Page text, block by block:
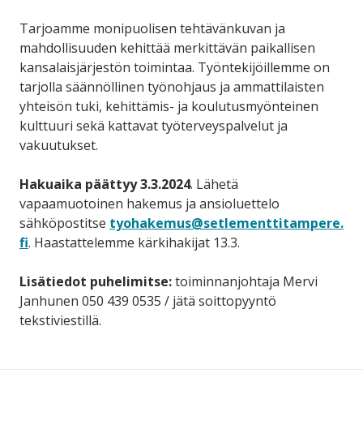
Tarjoamme monipuolisen tehtävänkuvan ja
mahdollisuuden kehittää merkittävän paikallisen
kansalaisjärjestön toimintaa. Työntekijöillemme on
tarjolla säännöllinen työnohjaus ja ammattilaisten
yhteisön tuki, kehittämis- ja koulutusmyönteinen
kulttuuri sekä kattavat työterveyspalvelut ja
vakuutukset.
Hakuaika päättyy 3.3.2024. Lähetä
vapaamuotoinen hakemus ja ansioluettelo
sähköpostitse tyohakemus@setlementtitampere.
fi. Haastattelemme kärkihakijat 13.3.
Lisätiedot puhelimitse:toiminnanjohtaja Mervi
Janhunen 050 439 0535 / jätä soittopyyntö
tekstiviestillä.